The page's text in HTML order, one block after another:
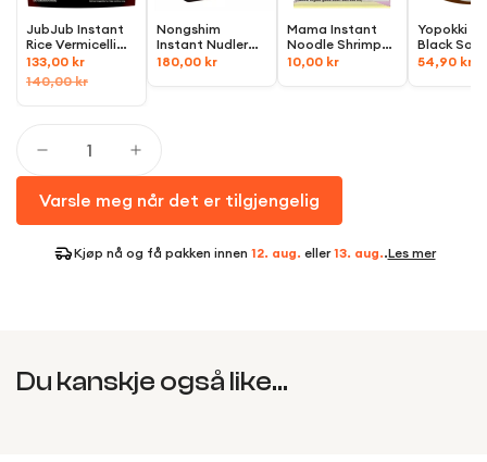
JubJub Instant
Rice Vermicelli
with Spicy Soup,
4x110g
133,00 kr
140,00 kr
Nongshim
Instant Nudler
Shin Ramyun
180,00 kr
Mama Instant
Noodle Shrimp
Tom-Yum
10,00 kr
Yopokki
Black
Sauce
54,90 kr
Varsle meg når det er tilgjengelig
Kjøp nå og få pakken innen 12. aug. eller13. aug..Les mer
Du kanskje også like...